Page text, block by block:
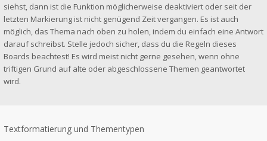
siehst, dann ist die Funktion möglicherweise deaktiviert oder seit der
letzten Markierung ist nicht genügend Zeit vergangen. Es ist auch
möglich, das Thema nach oben zu holen, indem du einfach eine Antwort
darauf schreibst. Stelle jedoch sicher, dass du die Regeln dieses
Boards beachtest! Es wird meist nicht gerne gesehen, wenn ohne
triftigen Grund auf alte oder abgeschlossene Themen geantwortet
wird.
Textformatierung und Thementypen